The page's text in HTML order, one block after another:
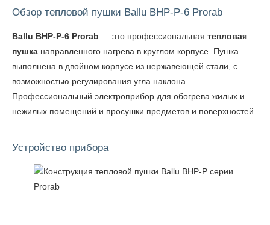
Обзор тепловой пушки Ballu BHP-P-6 Prorab
Ballu BHP-P-6 Prorab — это профессиональная тепловая
пушка направленного нагрева в круглом корпусе. Пушка
выполнена в двойном корпусе из нержавеющей стали, с
возможностью регулирования угла наклона.
Профессиональный электроприбор для обогрева жилых и
нежилых помещений и просушки предметов и поверхностей.
Устройство прибора